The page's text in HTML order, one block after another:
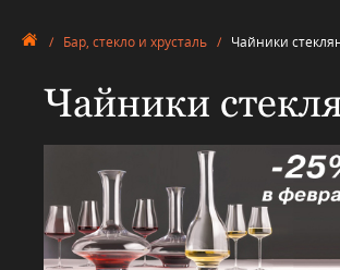
/ Бар, стекло и хрусталь / Чайники
Чайники